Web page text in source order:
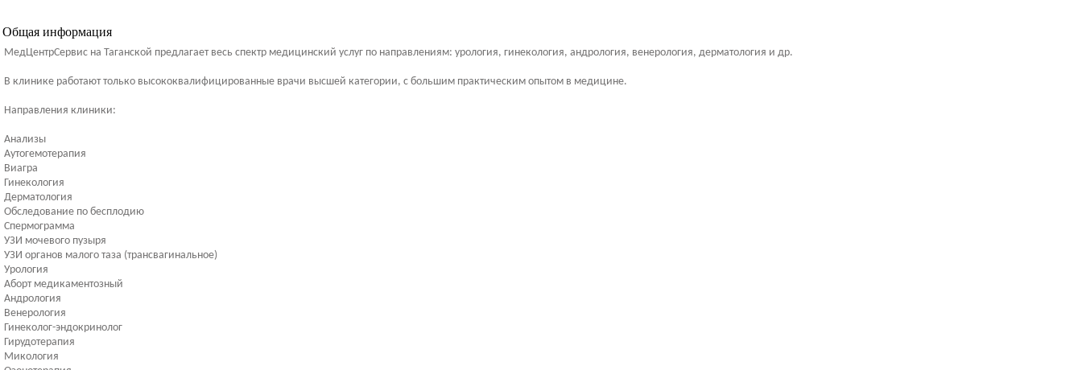
Общая информация
МедЦентрСервис на Таганской предлагает весь спектр медицинский услуг по направлениям: урология, гинекология, андрология, венерология, дерматология и др.
В клинике работают только высококвалифицированные врачи высшей категории, с большим практическим опытом в медицине.
Направления клиники:
Анализы
Аутогемотерапия
Виагра
Гинекология
Дерматология
Обследование по бесплодию
Спермограмма
УЗИ мочевого пузыря
УЗИ органов малого таза (трансвагинальное)
Урология
Аборт медикаментозный
Андрология
Венерология
Гинеколог-эндокринолог
Гирудотерапия
Микология